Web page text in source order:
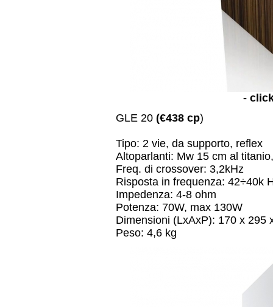
-
GLE 20 (€438 cp)
Tipo: 2 vie, da supporto, reflex
Altoparlanti: Mw 15 cm al
Freq. di crossover: 3,2kHz
Risposta in frequenza: 42÷40k
Impedenza: 4-8 ohm
Potenza: 70W, max 130W
Dimensioni (LxAxP): 170 x 295
Peso: 4,6 kg